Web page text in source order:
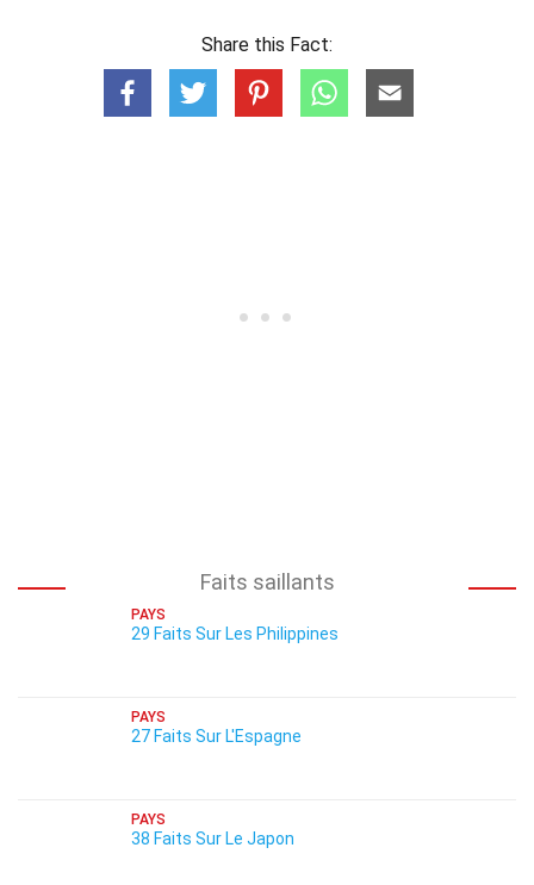
Share this Fact:
Faits saillants
PAYS
29 Faits Sur Les Philippines
PAYS
27 Faits Sur L'Espagne
PAYS
38 Faits Sur Le Japon